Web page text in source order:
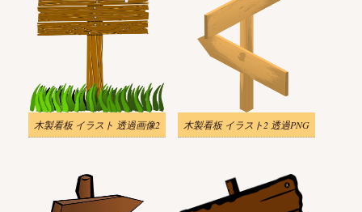
木製看板 イラスト 透過画像2 木製看板 イラスト2 透過PNG